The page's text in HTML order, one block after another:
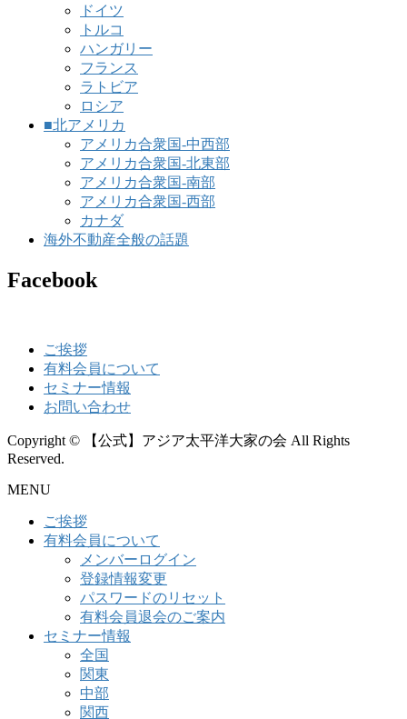
ドイツ
トルコ
ハンガリー
フランス
ラトビア
ロシア
■北アメリカ
アメリカ合衆国-中西部
アメリカ合衆国-北東部
アメリカ合衆国-南部
アメリカ合衆国-西部
カナダ
海外不動産全般の話題
Facebook
ご挨拶
有料会員について
セミナー情報
お問い合わせ
Copyright © 【公式】アジア太平洋大家の会 All Rights
Reserved.
MENU
ご挨拶
有料会員について
メンバーログイン
登録情報変更
パスワードのリセット
有料会員退会のご案内
セミナー情報
全国
関東
中部
関西